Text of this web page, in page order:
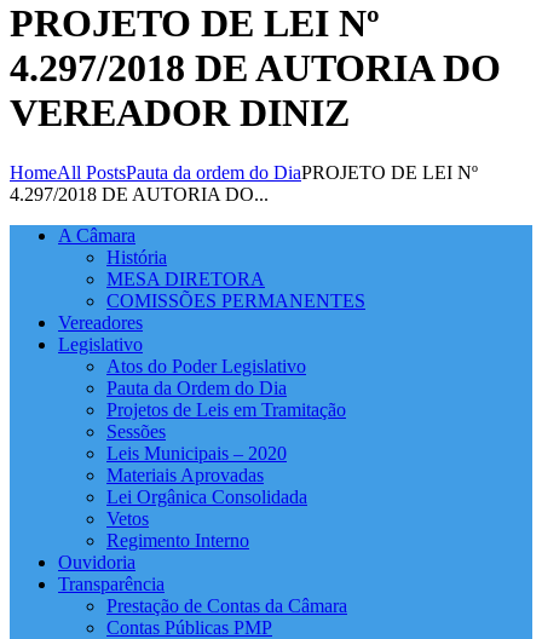
PROJETO DE LEI Nº
4.297/2018 DE AUTORIA DO
VEREADOR DINIZ
HomeAll PostsPauta da ordem do DiaPROJETO DE LEI Nº
4.297/2018 DE AUTORIA DO...
A Câmara
História
MESA DIRETORA
COMISSÕES PERMANENTES
Vereadores
Legislativo
Atos do Poder Legislativo
Pauta da Ordem do Dia
Projetos de Leis em Tramitação
Sessões
Leis Municipais – 2020
Materiais Aprovadas
Lei Orgânica Consolidada
Vetos
Regimento Interno
Ouvidoria
Transparência
Prestação de Contas da Câmara
Contas Públicas PMP